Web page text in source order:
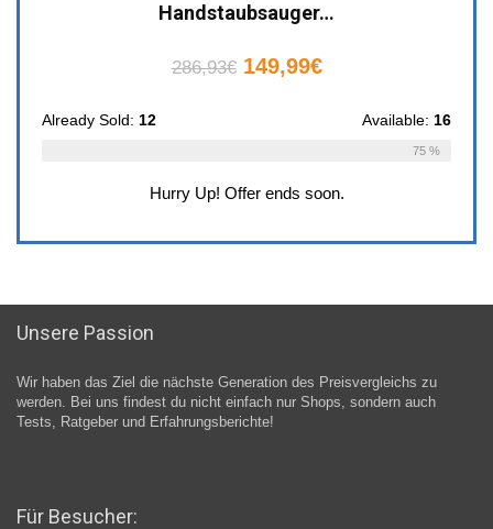
Handstaubsauger…
286,93€ 149,99€
Already Sold: 12 Available: 16
75 %
Hurry Up! Offer ends soon.
Unsere Passion
Wir haben das Ziel die nächste Generation des Preisvergleichs zu
werden. Bei uns findest du nicht einfach nur Shops, sondern auch
Tests, Ratgeber und Erfahrungsberichte!
Für Besucher: